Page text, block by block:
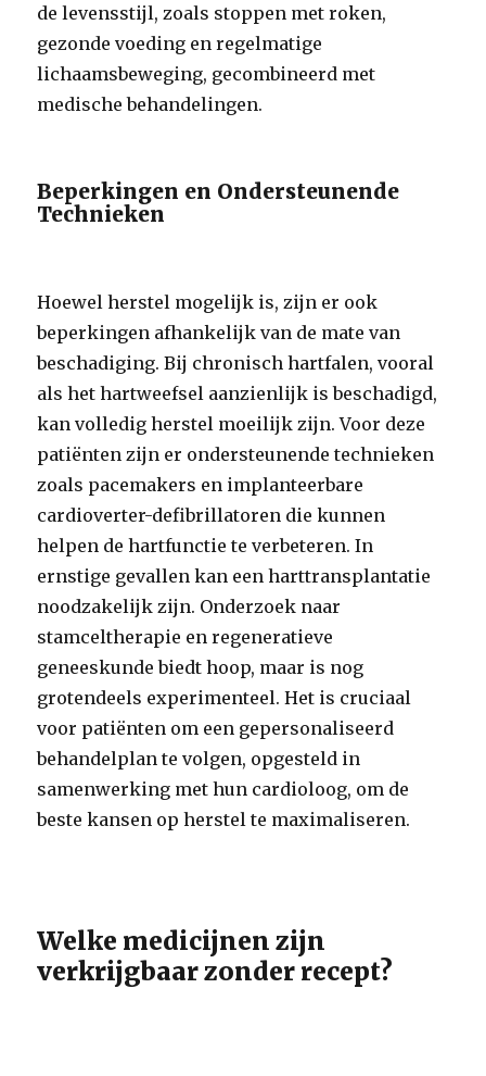
de levensstijl, zoals stoppen met roken,
gezonde voeding en regelmatige
lichaamsbeweging, gecombineerd met
medische behandelingen.
Beperkingen en Ondersteunende
Technieken
Hoewel herstel mogelijk is, zijn er ook
beperkingen afhankelijk van de mate van
beschadiging. Bij chronisch hartfalen, vooral
als het hartweefsel aanzienlijk is beschadigd,
kan volledig herstel moeilijk zijn. Voor deze
patiënten zijn er ondersteunende technieken
zoals pacemakers en implanteerbare
cardioverter-defibrillatoren die kunnen
helpen de hartfunctie te verbeteren. In
ernstige gevallen kan een harttransplantatie
noodzakelijk zijn. Onderzoek naar
stamceltherapie en regeneratieve
geneeskunde biedt hoop, maar is nog
grotendeels experimenteel. Het is cruciaal
voor patiënten om een gepersonaliseerd
behandelplan te volgen, opgesteld in
samenwerking met hun cardioloog, om de
beste kansen op herstel te maximaliseren.
Welke medicijnen zijn
verkrijgbaar zonder recept?